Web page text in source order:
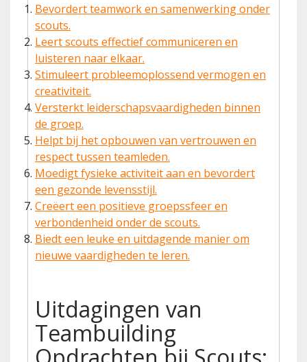
Bevordert teamwork en samenwerking onder
scouts.
Leert scouts effectief communiceren en
luisteren naar elkaar.
Stimuleert probleemoplossend vermogen en
creativiteit.
Versterkt leiderschapsvaardigheden binnen
de groep.
Helpt bij het opbouwen van vertrouwen en
respect tussen teamleden.
Moedigt fysieke activiteit aan en bevordert
een gezonde levensstijl.
Creëert een positieve groepssfeer en
verbondenheid onder de scouts.
Biedt een leuke en uitdagende manier om
nieuwe vaardigheden te leren.
Uitdagingen van
Teambuilding